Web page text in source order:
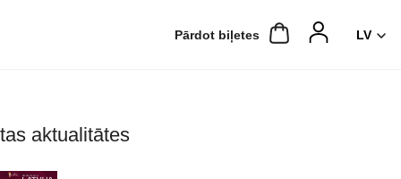
Pārdot biļetes
aktualitātes